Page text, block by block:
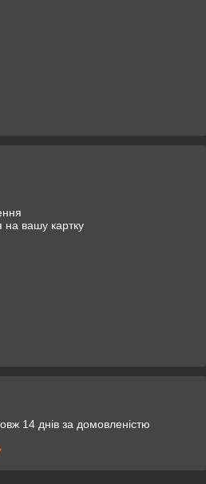
на вашу картку
14 днів за домовленістю